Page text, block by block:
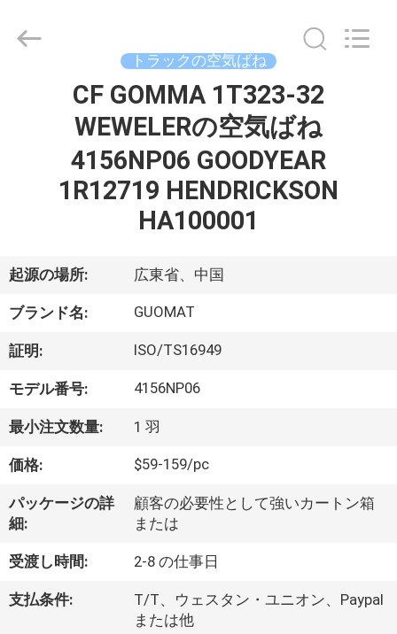
ク
ト
私
達
に
つ
い
て
工
2026
GUANGZHOU
トラックの空気ばね
CF GOMMA 1T323-32
WEWELERの空気ばね
4156NP06 GOODYEAR
1R12719 HENDRICKSON
HA100001
起源の場所: 広東省、中国
ブランド名: GUOMAT
証明: ISO/TS16949
モデル番号: 4156NP06
最小注文数量: 1 羽
価格: $59-159/pc
パッケージの詳
細:
顧客の必要性として強いカートン箱
または
受渡し時間: 2-8 の仕事日
支払条件:
T/T、ウェスタン・ユニオン、Paypal
または他